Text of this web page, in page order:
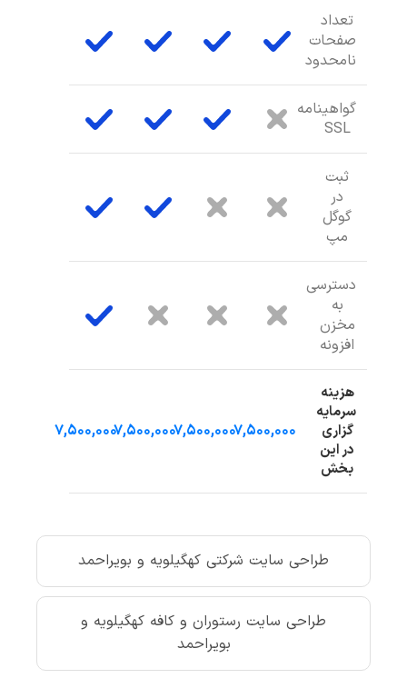
طراحی سایت شرکتی کهگیلویه و بویراحمد
طراحی سایت رستوران و کافه کهگیلویه و
بویراحمد
تعداد
صفحات
نامحدود
گواهینامه
SSL
ثبت
در
گوگل
مپ
دسترسی
به
مخزن
افزونه
هزینه
سرمایه
گزاری
در این
بخش
۷,۵۰۰,۰۰۰۷,۵۰۰,۰۰۰۷,۵۰۰,۰۰۰۷,۵۰۰,۰۰۰